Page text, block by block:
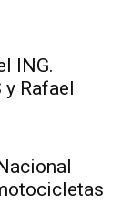
ING.
Rafael